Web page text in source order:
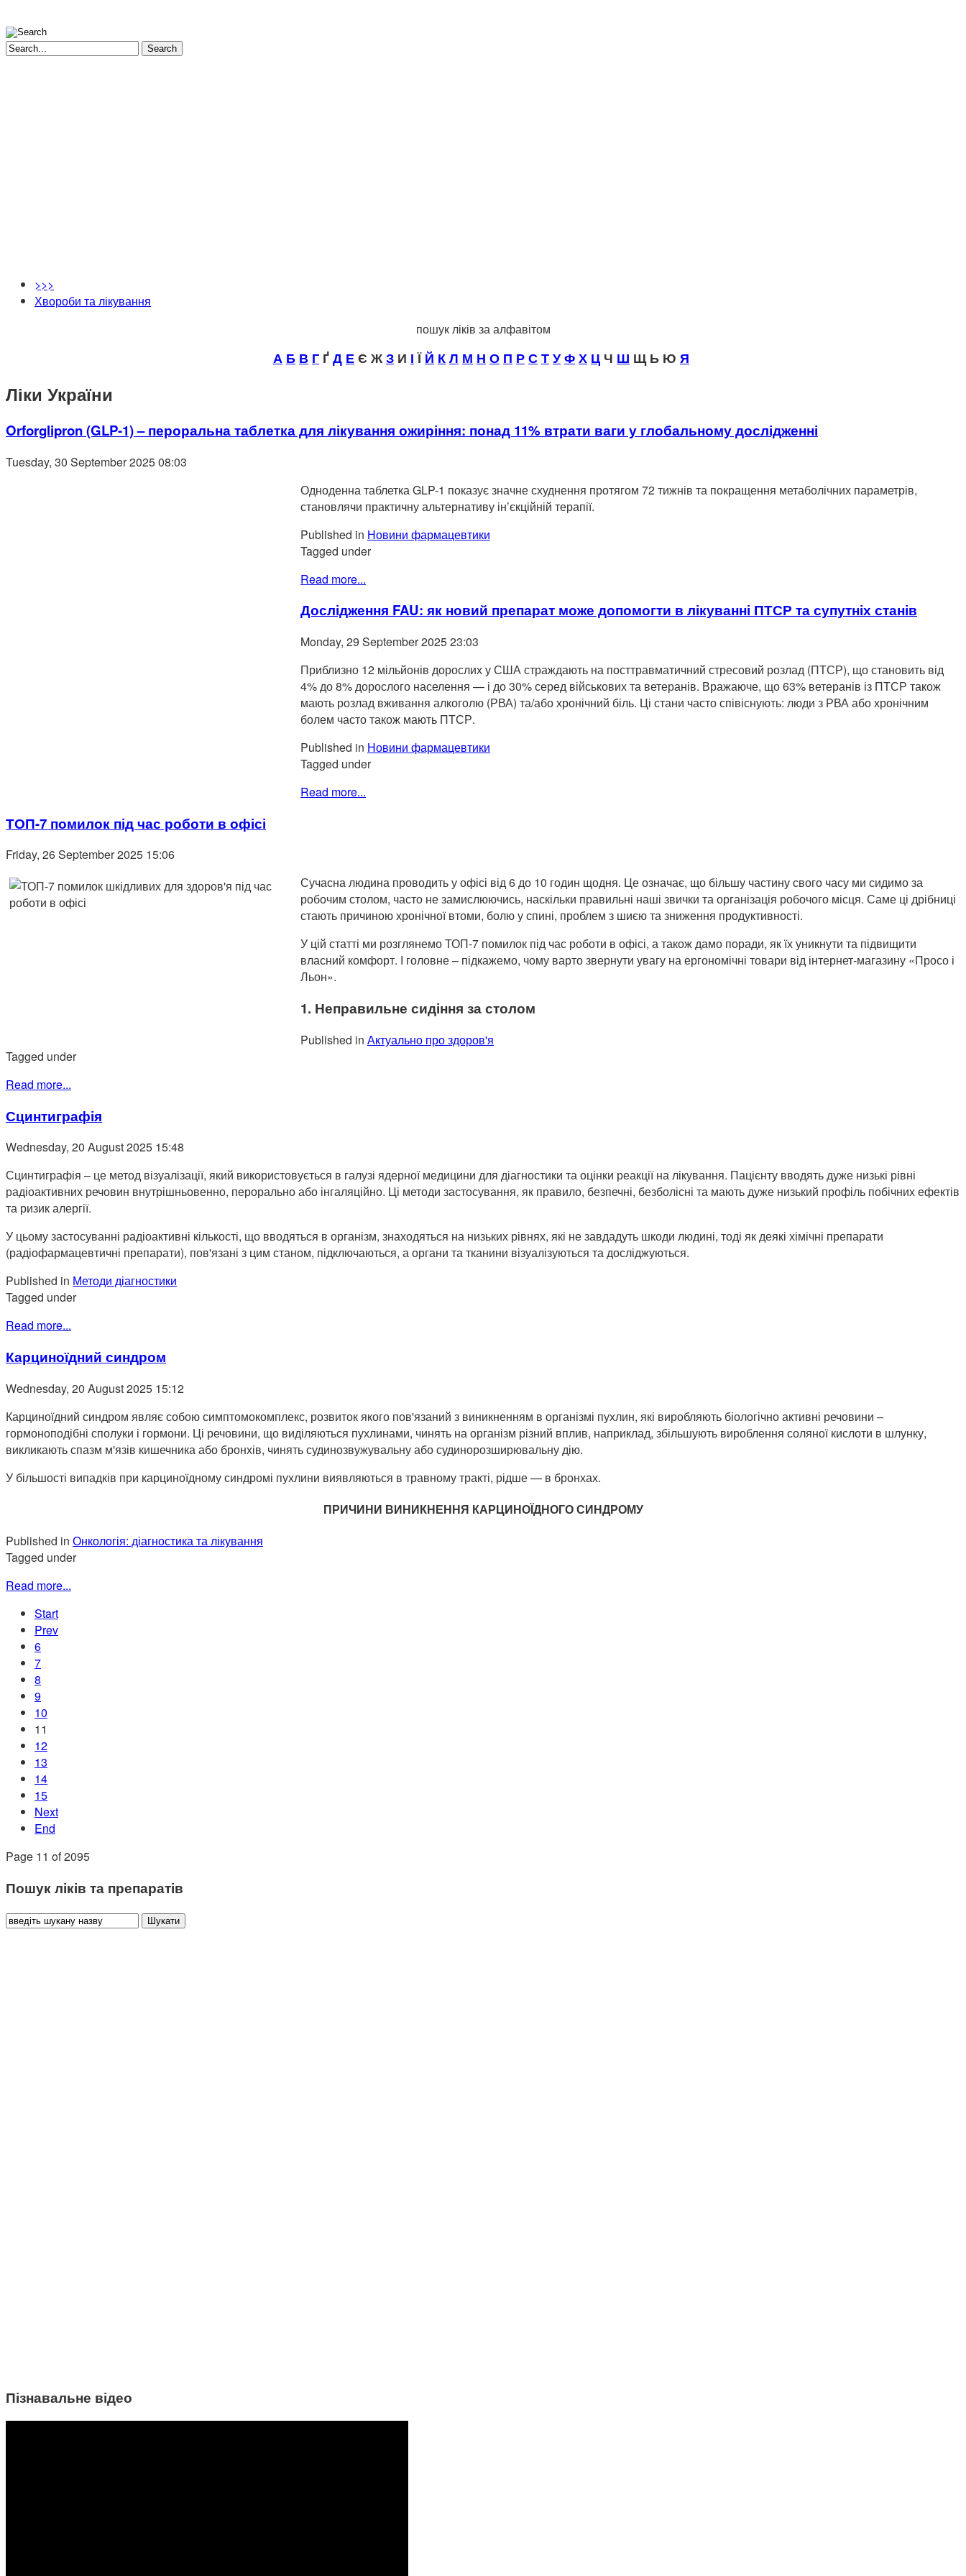
Search
>>>
Хвороби та лікування
пошук ліків за алфавітом
А Б В Г ҐД ЕЄ ЖЗ И ІЇЙ КЛ М Н О П РСТУФХ Ц Ч Ш Щ Ь Ю Я
Ліки України
Orforglipron (GLP-1) – пероральна таблетка для лікування ожиріння: понад 11% втрати ваги у глобальному дослідженні
Tuesday, 30 September 2025 08:03
Одноденна таблетка GLP-1 показує значне схуднення протягом 72 тижнів та покращення метаболічних параметрів,
становлячи практичну альтернативу ін’єкційній терапії.
Published in Новини фармацевтики
Tagged under
Read more...
Дослідження FAU: як новий препарат може допомогти в лікуванні ПТСР та супутніх станів
Monday, 29 September 2025 23:03
Приблизно 12 мільйонів дорослих у США страждають на посттравматичний стресовий розлад (ПТСР), що становить від
4% до 8% дорослого населення — і до 30% серед військових та ветеранів. Вражаюче, що 63% ветеранів із ПТСР також
мають розлад вживання алкоголю (РВА) та/або хронічний біль. Ці стани часто співіснують: люди з РВА або хронічним
болем часто також мають ПТСР.
Published in Новини фармацевтики
Tagged under
Read more...
ТОП-7 помилок під час роботи в офісі
Friday, 26 September 2025 15:06
Сучасна людина проводить у офісі від 6 до 10 годин щодня. Це означає, що більшу частину свого часу ми сидимо за
робочим столом, часто не замислюючись, наскільки правильні наші звички та організація робочого місця. Саме ці дрібниці
стають причиною хронічної втоми, болю у спині, проблем з шиєю та зниження продуктивності.
У цій статті ми розглянемо ТОП-7 помилок під час роботи в офісі, а також дамо поради, як їх уникнути та підвищити
власний комфорт. І головне – підкажемо, чому варто звернути увагу на ергономічні товари від інтернет-магазину «Просо і
Льон».
1. Неправильне сидіння за столом
Published in Актуально про здоров'я
Tagged under
Read more...
Сцинтиграфія
Wednesday, 20 August 2025 15:48
Сцинтиграфія – це метод візуалізації, який використовується в галузі ядерної медицини для діагностики та оцінки реакції на лікування. Пацієнту вводять дуже низькі рівні
радіоактивних речовин внутрішньовенно, перорально або інгаляційно. Ці методи застосування, як правило, безпечні, безболісні та мають дуже низький профіль побічних ефектів
та ризик алергії.
У цьому застосуванні радіоактивні кількості, що вводяться в організм, знаходяться на низьких рівнях, які не завдадуть шкоди людині, тоді як деякі хімічні препарати
(радіофармацевтичні препарати), пов'язані з цим станом, підключаються, а органи та тканини візуалізуються та досліджуються.
Published in Методи діагностики
Tagged under
Read more...
Карциноїдний синдром
Wednesday, 20 August 2025 15:12
Карциноїдний синдром являє собою симптомокомплекс, розвиток якого пов'язаний з виникненням в організмі пухлин, які виробляють біологічно активні речовини –
гормоноподібні сполуки і гормони. Ці речовини, що виділяються пухлинами, чинять на організм різний вплив, наприклад, збільшують вироблення соляної кислоти в шлунку,
викликають спазм м'язів кишечника або бронхів, чинять судинозвужувальну або судинорозширювальну дію.
У більшості випадків при карциноїдному синдромі пухлини виявляються в травному тракті, рідше — в бронхах.
ПРИЧИНИ ВИНИКНЕННЯ КАРЦИНОЇДНОГО СИНДРОМУ
Published in Онкологія: діагностика та лікування
Tagged under
Read more...
Start
Prev
6
7
8
9
10
11
12
13
14
15
Next
End
Page 11 of 2095
Пошук ліків та препаратів
Пізнавальне відео